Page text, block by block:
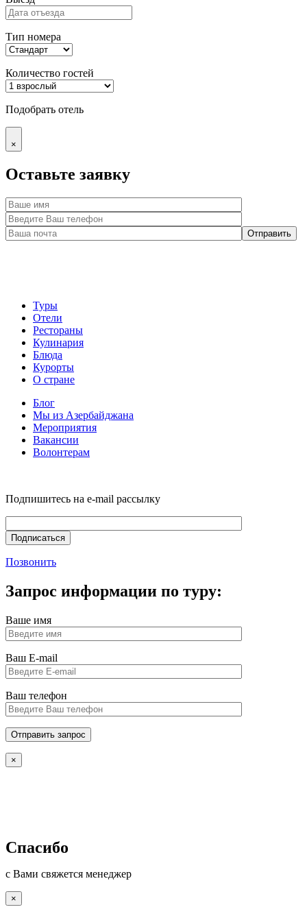
Тип номера
Количество гостей
Подобрать отель
×
Оставьте заявку
Туры
Отели
Рестораны
Кулинария
Блюда
Курорты
О стране
Блог
Мы из Азербайджана
Мероприятия
Вакансии
Волонтерам
Подпишитесь на e-mail рассылку
Позвонить
Запрос информации по туру:
Ваше имя
Ваш E-mail
Ваш телефон
×
Спасибо
с Вами свяжется менеджер
×